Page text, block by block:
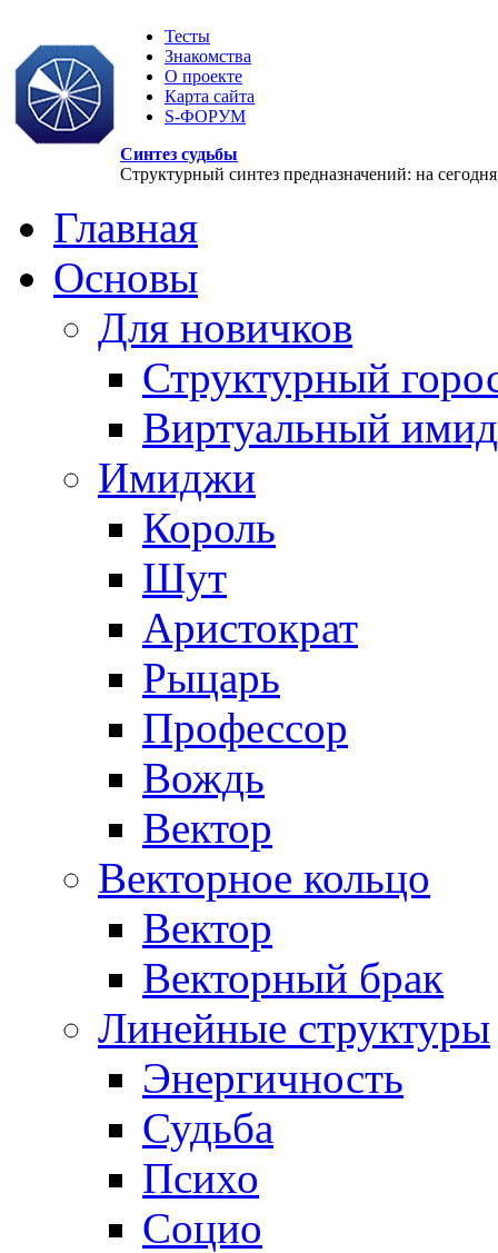
Тесты
Знакомства
О проекте
Карта сайта
S-ФОРУМ
Синтез судьбы
Структурный синтез предназначений: на
Главная
Основы
Для новичков
Структурный
Виртуальный
Имиджи
Король
Шут
Аристократ
Рыцарь
Профессор
Вождь
Вектор
Векторное кольцо
Вектор
Векторный брак
Линейные структуры
Энергичность
Судьба
Психо
Социо